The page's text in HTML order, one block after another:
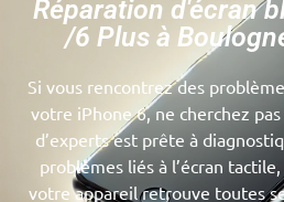
Réparation d'écran
/6 Plus à
Si vous rencontrez des
votre iPhone 6, ne cherchez
d’experts est prête à
problèmes liés à l’écran
votre appareil retrouve toutes